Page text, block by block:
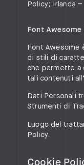
Policy; Irlanda –
Font
Font Awesome
di stili di
che permette a
tali contenuti
Dati Personali
Strumenti di
Luogo del
Policy.
Cookie